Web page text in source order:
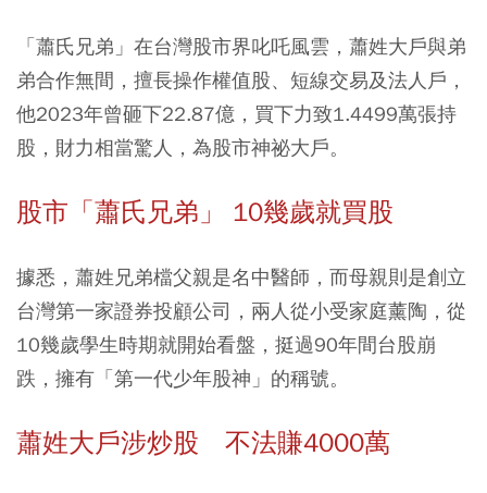
「蕭氏兄弟」在台灣股市界叱吒風雲，蕭姓大戶與弟
弟合作無間，擅長操作權值股、短線交易及法人戶，
他2023年曾砸下22.87億，買下力致1.4499萬張持
股，財力相當驚人，為股市神祕大戶。
股市「蕭氏兄弟」 10幾歲就買股
據悉，蕭姓兄弟檔父親是名中醫師，而母親則是創立
台灣第一家證券投顧公司，兩人從小受家庭薰陶，從
10幾歲學生時期就開始看盤，挺過90年間台股崩
跌，擁有「第一代少年股神」的稱號。
蕭姓大戶涉炒股 不法賺4000萬